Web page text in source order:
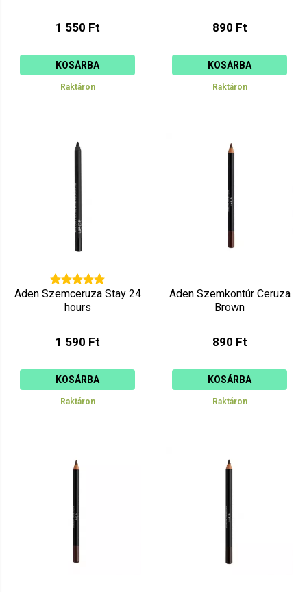
1 550 Ft
KOSÁRBA
Raktáron
890 Ft
KOSÁRBA
Raktáron
Aden Szemceruza Stay 24
hours
1 590 Ft
KOSÁRBA
Raktáron
Aden Szemkontúr Ceruza
Brown
890 Ft
KOSÁRBA
Raktáron